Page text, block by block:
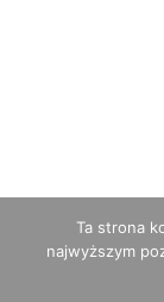
Ta strona
najwyższym